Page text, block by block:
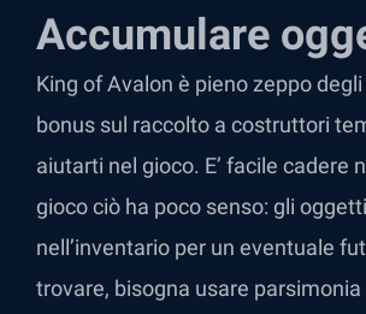
Accumulare
King of Avalon è pieno zeppo
bonus sul raccolto a costruttori
aiutarti nel gioco. E’ facile cadere
gioco ciò ha poco senso: gli
nell’inventario per un eventuale
trovare, bisogna usare